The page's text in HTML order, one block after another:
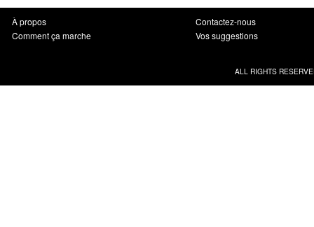
À propos
Comment ça marche
Contactez-nous
Vos suggestions
ALL RIGHTS